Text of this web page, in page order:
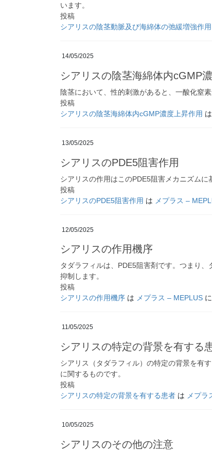
います。
投稿
シアリスの陰茎動脈及び海綿体の弛緩増強作用
14/05/2025
シアリスの陰茎海綿体内cGMP
陰茎において、性的刺激があると、一酸化窒
投稿
シアリスの陰茎海綿体内cGMP濃度上昇作用 は
13/05/2025
シアリスのPDE5阻害作用
シアリスの作用はこのPDE5阻害メカニズムに
投稿
シアリスのPDE5阻害作用 は メプラス –
12/05/2025
シアリスの作用機序
タダラフィルは、PDE5阻害剤です。つまり
抑制します。
投稿
シアリスの作用機序 は メプラス – MEPLUS
11/05/2025
シアリスの特定の背景を有する
シアリス（タダラフィル）の特定の背景を有
に関するものです。
投稿
シアリスの特定の背景を有する患者 は メプラ
10/05/2025
シアリスのその他の注意